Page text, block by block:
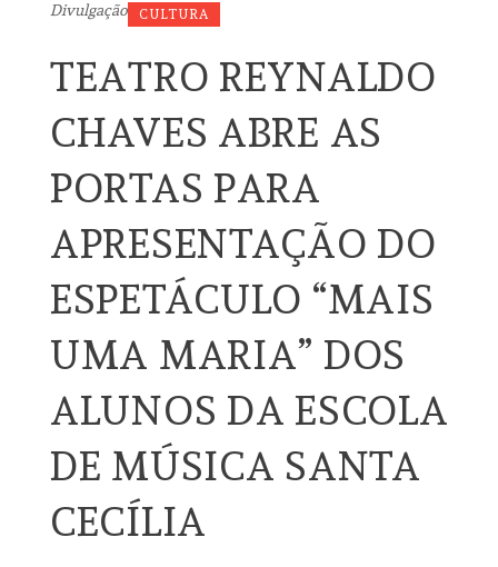
Divulgação CULTURA
TEATRO REYNALDO
CHAVES ABRE AS
PORTAS PARA
APRESENTAÇÃO DO
ESPETÁCULO “MAIS
UMA MARIA” DOS
ALUNOS DA ESCOLA
DE MÚSICA SANTA
CECÍLIA